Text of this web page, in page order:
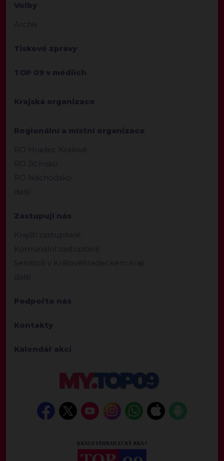
Volby
Archiv
Tiskové zprávy
TOP 09 v médiích
Krajská organizace
Regionální a místní organizace
RO Hradec Králové
RO Jičínsko
RO Náchodsko
další
Zastupují nás
Krajští zastupitelé
Komunální zastupitelé
Senátoři v Královéhradeckém kraji
další
Podpořte nás
Kontakty
Kalendář akcí